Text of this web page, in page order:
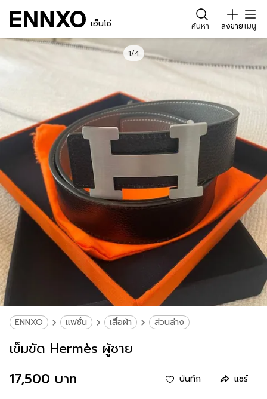
เอ็นโซ่ ค้นหา ลงขายเมนู
1/4
ENNXO แฟชั่น เสื้อผ้า ส่วนล่าง
เข็มขัด Hermès ผู้ชาย
17,500 บาท
บันทึก แชร์